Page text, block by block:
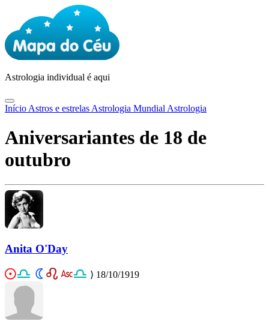
Astrologia individual é aqui
Início Astros e estrelas Astrologia Mundial Astrologia
Aniversariantes de 18 de
outubro
Anita O'Day
⟩ 18/10/1919